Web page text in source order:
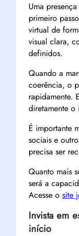
Uma
primeiro
virtual de
visual clara,
definidos.
Quando a
coerência, o
rapidamente.
diretamente o
É importante
sociais e
precisa ser
Quanto mais
será a
Acesse o site
Invista em
início